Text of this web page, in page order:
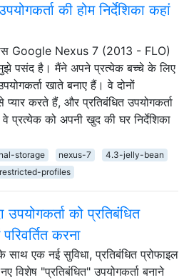
की होम निर्देशिका कहां
Google Nexus 7 (2013 - FLO)
पसंद है। मैंने अपने प्रत्येक बच्चे के लिए
खाते बनाए हैं। वे दोनों
करते हैं, और प्रतिबंधित उपयोगकर्ता
प्रत्येक को अपनी खुद की घर निर्देशिका
storage nexus-7
4.3-jelly-bean
restricted-profiles
उपयोगकर्ता को प्रतिबंधित
करना
साथ एक नई सुविधा, प्रतिबंधित प्रोफाइल
विशेष "प्रतिबंधित" उपयोगकर्ता बनाने